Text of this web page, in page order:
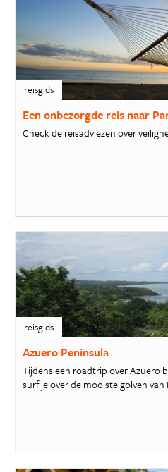
reisgids
Een onbezorgde reis naar
Check de reisadviezen over
reisgids
Azuero Peninsula
Tijdens een roadtrip over Azuero
surf je over de mooiste golven van